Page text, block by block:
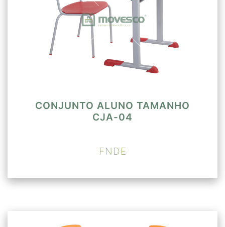
CONJUNTO ALUNO TAMANHO
CJA-04
FNDE